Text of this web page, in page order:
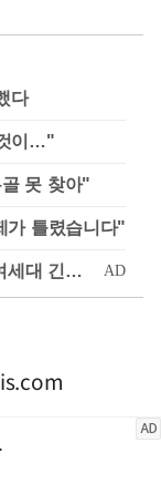
다
이…"
못 찾아"
가 틀렸습니다"